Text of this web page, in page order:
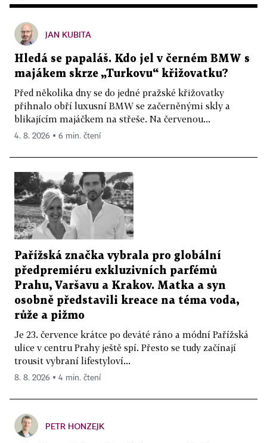
JAN KUBITA
Hledá se papaláš. Kdo jel v černém BMW s
majákem skrze „Turkovu“ křižovatku?
Před několika dny se do jedné pražské křižovatky
přihnalo obří luxusní BMW se začerněnými skly a
blikajícím majáčkem na střeše. Na červenou...
4. 8. 2026 ▪ 6 min. čtení
Pařížská značka vybrala pro globální
předpremiéru exkluzivních parfémů
Prahu, Varšavu a Krakov. Matka a syn
osobně představili kreace na téma voda,
růže a pižmo
Je 23. července krátce po deváté ráno a módní Pařížská
ulice v centru Prahy ještě spí. Přesto se tudy začínají
trousit vybraní lifestyloví...
8. 8. 2026 ▪ 4 min. čtení
PETR HONZEJK